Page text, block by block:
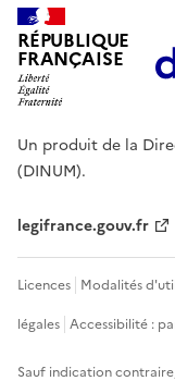
RÉPUBLIQUE
FRANÇAISE
Un produit de la
(DINUM).
legifrance.gouv.fr
Licences Modalités
légales Accessibilité :
Sauf indication